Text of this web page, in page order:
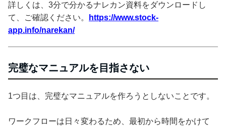
詳しくは、3分で分かるナレカン資料をダウンロードし
て、ご確認ください。
https://www.stock-
app.info/narekan/
完璧なマニュアルを目指さない
1つ目は、完璧なマニュアルを作ろうとしないことです。
ワークフローは日々変わるため、最初から時間をかけて